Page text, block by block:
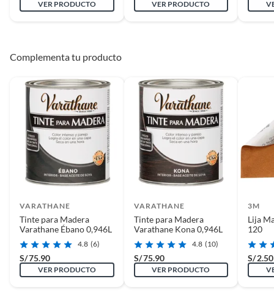
Espesor
Largo 20 cm
Aplicación Interior
Rendimiento por caja
48- 56 m2 dependiendo de la
Textura de superficie Lisa
Apariencia Natural
VER PRODUCTO VER PRODUCTO
Complementa tu producto
VARATHANE
Tinte para Madera
Varathane Ébano 0,946L
4.8 (6)
S/75.90
VER PRODUCTO
VARATHANE
Tinte para Madera
Varathane Kona 0,946L
4.8 (10)
S/75.90
VER PRODUCTO
3M
Lija
120
S/2.50